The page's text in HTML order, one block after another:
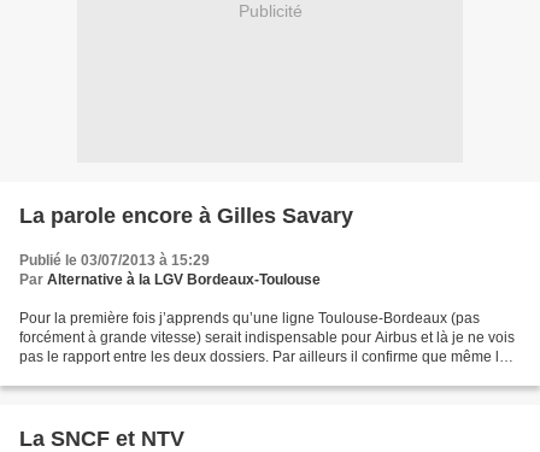
Publicité
La parole encore à Gilles Savary
Publié le 03/07/2013 à 15:29
Par Alternative à la LGV Bordeaux-Toulouse
Pour la première fois j’apprends qu’une ligne Toulouse-Bordeaux (pas
forcément à grande vitesse) serait indispensable pour Airbus et là je ne vois
pas le rapport entre les deux dossiers. Par ailleurs il confirme que même lui
La SNCF et NTV